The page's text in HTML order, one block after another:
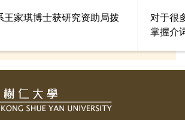
王家琪博士获研究资助局拨
与挪用
对于很
掌握介
获政府